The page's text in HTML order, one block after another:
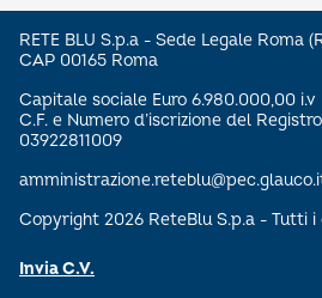
RETE BLU S.p.a - Sede Legale Roma
CAP 00165 Roma
Capitale sociale Euro 6.980.000,00 i.v
C.F. e Numero d’iscrizione del
03922811009
Copyright 2026 ReteBlu S.p.a - Tutti
Invia C.V.